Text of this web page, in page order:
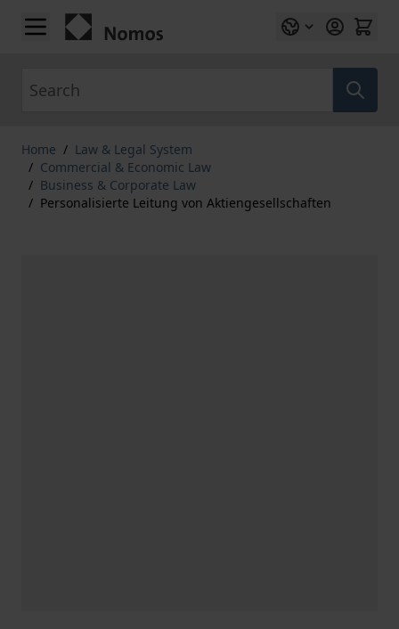
Skip to Content
Home / Law & Legal System
/ Commercial & Economic Law
/ Business & Corporate Law
/ Personalisierte Leitung von Aktiengesellschaften